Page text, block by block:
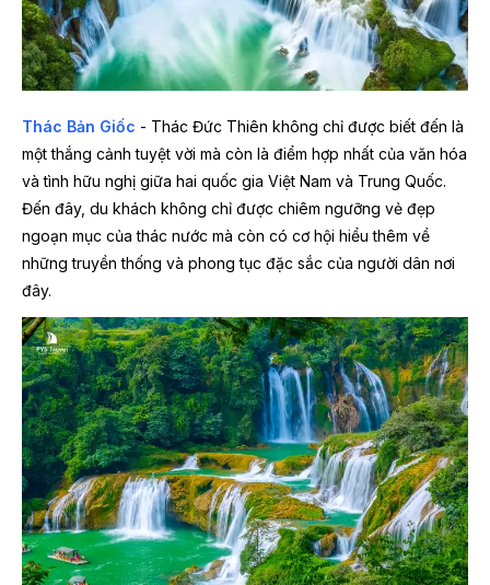
Thác Bản Giốc - Thác Đức Thiên không chỉ được biết đến là
một thắng cảnh tuyệt vời mà còn là điểm hợp nhất của văn hóa
và tình hữu nghị giữa hai quốc gia Việt Nam và Trung Quốc.
Đến đây, du khách không chỉ được chiêm ngưỡng vẻ đẹp
ngoạn mục của thác nước mà còn có cơ hội hiểu thêm về
những truyền thống và phong tục đặc sắc của người dân nơi
đây.